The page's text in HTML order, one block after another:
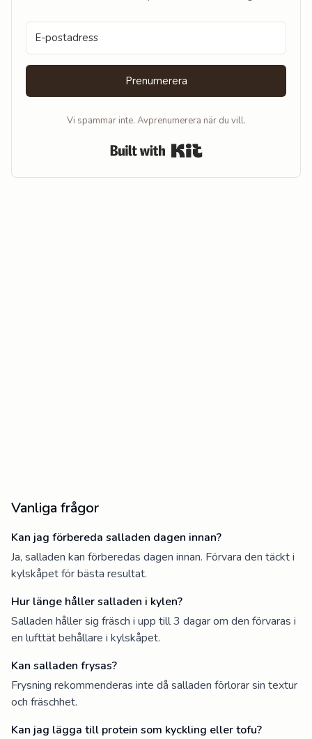
Prenumerera
Vi spammar inte. Avprenumerera när du vill.
Vanliga frågor
Kan jag förbereda salladen dagen innan?
Ja, salladen kan förberedas dagen innan. Förvara den täckt i
kylskåpet för bästa resultat.
Hur länge håller salladen i kylen?
Salladen håller sig fräsch i upp till 3 dagar om den förvaras i
en lufttät behållare i kylskåpet.
Kan salladen frysas?
Frysning rekommenderas inte då salladen förlorar sin textur
och fräschhet.
Kan jag lägga till protein som kyckling eller tofu?